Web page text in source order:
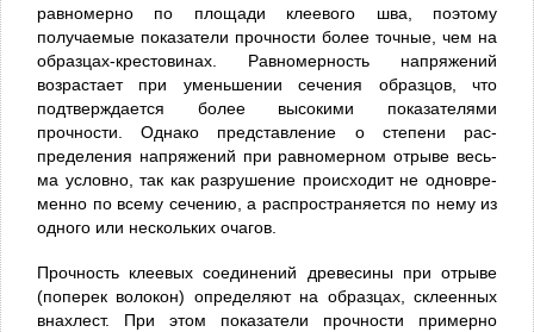
равномерно по площади клеево­го шва, поэтому
получаемые показатели прочности бо­лее точные, чем на
образцах-крестовинах. Равномер­ность напряжений
возрастает при уменьшении сечения образцов, что
подтверждается более высокими показате­лями
прочности. Однако представление о степени рас­
пределения напряжений при равномерном отрыве весь­
ма условно, так как разрушение происходит не одновре­
менно по всему сечению, а распространяется по нему из
одного или нескольких очагов.
Прочность клеевых соединений древесины при отры­ве
(поперек волокон) определяют на образцах, склеен­ных
внахлест. При этом показатели прочности примерно